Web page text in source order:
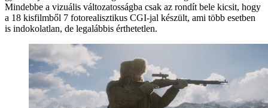
Mindebbe a vizuális változatosságba csak az rondít bele kicsit, hogy
a 18 kisfilmből 7 fotorealisztikus CGI-jal készült, ami több esetben
is indokolatlan, de legalábbis érthetetlen.